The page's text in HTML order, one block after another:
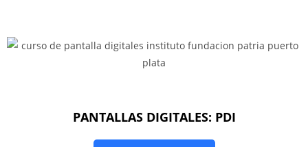
PANTALLAS DIGITALES: PDI